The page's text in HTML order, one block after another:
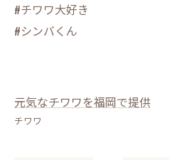
#チワワ大好き
#シンバくん
元気なチワワを福岡で提供
チワワ